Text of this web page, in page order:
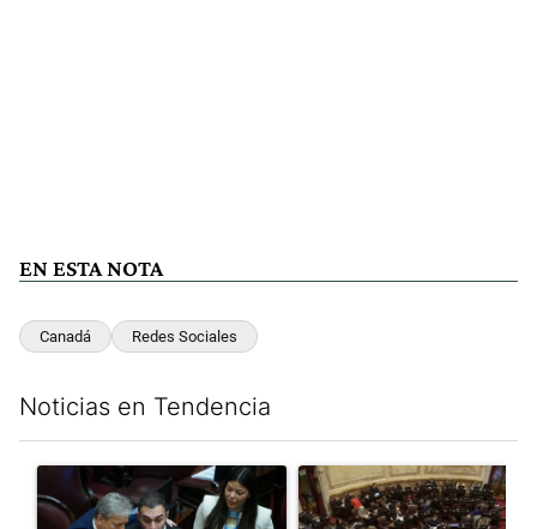
EN ESTA NOTA
Canadá Redes Sociales
Noticias en Tendencia
Un artículo de tendencia con el título "Encuesta, mientras el
Un artículo de tendencia con